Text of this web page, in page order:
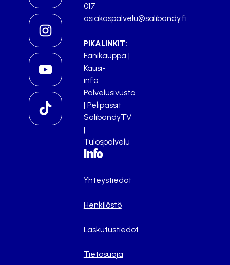
017
asiakaspalvelu@salibandy.fi
PIKALINKIT:
Fanikauppa |
Kausi-
info
Palvelusivusto
| Pelipassit
SalibandyTV
|
Tulospalvelu
Info
Yhteystiedot
Henkilöstö
Laskutustiedot
Tietosuoja